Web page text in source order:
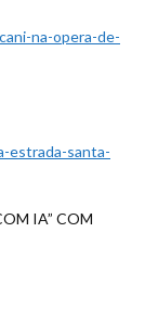
na-opera-de-
estrada-santa-
IA” COM